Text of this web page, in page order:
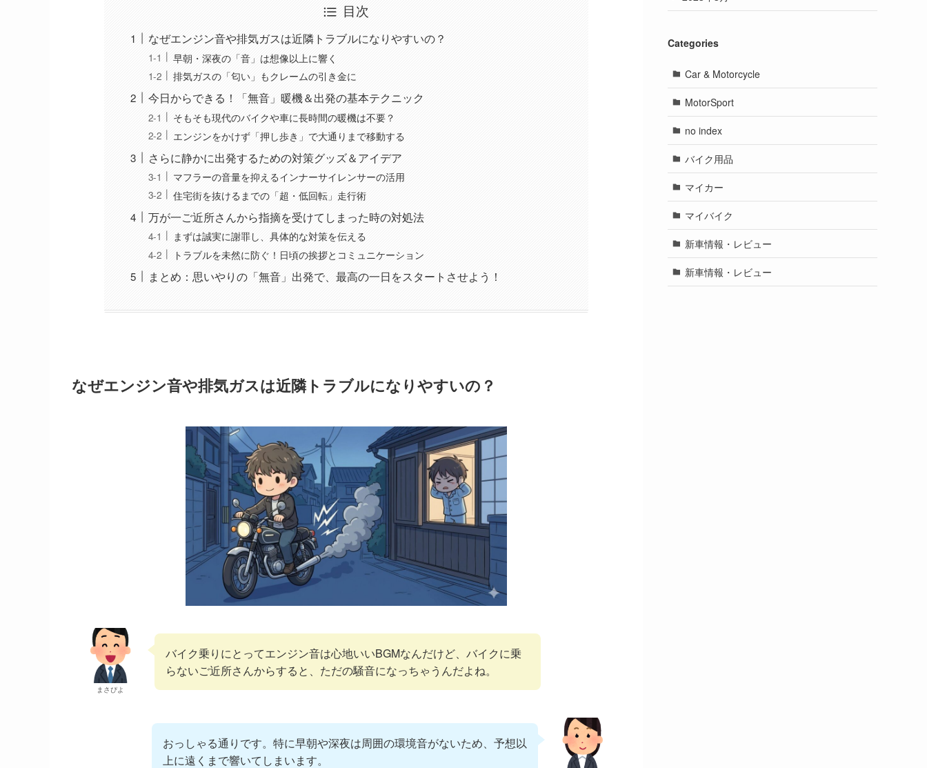
目次
なぜエンジン音や排気ガスは近隣トラブルになりやすいの？
早朝・深夜の「音」は想像以上に響く
排気ガスの「匂い」もクレームの引き金に
今日からできる！「無音」暖機＆出発の基本テクニック
そもそも現代のバイクや車に長時間の暖機は不要？
エンジンをかけず「押し歩き」で大通りまで移動する
さらに静かに出発するための対策グッズ＆アイデア
マフラーの音量を抑えるインナーサイレンサーの活用
住宅街を抜けるまでの「超・低回転」走行術
万が一ご近所さんから指摘を受けてしまった時の対処法
まずは誠実に謝罪し、具体的な対策を伝える
トラブルを未然に防ぐ！日頃の挨拶とコミュニケーション
まとめ：思いやりの「無音」出発で、最高の一日をスタートさせよう！
なぜエンジン音や排気ガスは近隣トラブルになりやすいの？
まさぴよ
バイク乗りにとってエンジン音は心地いいBGMなんだけど、バイクに乗
らないご近所さんからすると、ただの騒音になっちゃうんだよね。
おっしゃる通りです。特に早朝や深夜は周囲の環境音がないため、予想以
上に遠くまで響いてしまいます。
Categories
Car & Motorcycle
MotorSport
no index
バイク用品
マイカー
マイバイク
新車情報・レビュー
新車情報・レビュー